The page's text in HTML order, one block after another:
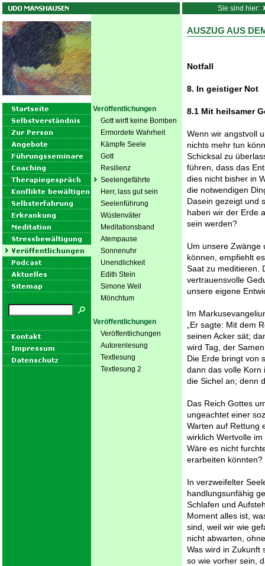
Sie sind hier:
Veröffentlichungen
Gott wirft keine Bomben
Ermordete Wahrheit
Kämpfe Seele
Gott
Resilienz
Seelengefährte
Herr, lass gut sein
Seelenführung
Wüstenväter
Meditationsband
Atempause
Sonnenuhr
Unendlichkeit
Edith Stein
Simone Weil
Mönchtum
Veröffentlichungen
Veröffentlichungen
Autorenlesung
Textlesung
Textlesung 2
AUSZUG AUS
Notfall
8. In geistiger Not
8.1 Mit heilsamer
Wenn wir angstvoll
nichts mehr tun
Schicksal zu
führen, dass das
dies nicht bisher in
die notwendigen
Dasein gezeigt und
haben wir der Erde
sein werden?
Um unsere Zwänge
können, empfiehlt
Saat zu meditieren.
vertrauensvolle
unsere eigene
Im
„Er sagte: Mit dem
seinen Acker sät;
wird Tag, der
Die Erde bringt von
dann das volle Korn
die Sichel an; denn
Das Reich Gottes
ungeachtet einer
Warten auf Rettung
wirklich Wertvolle
Wäre es nicht
erarbeiten könnten?
In verzweifelter
handlungsunfähig
Schlafen und
Moment alles ist,
sind, weil wir wie
nicht abwarten,
Was wird in Zukunft
so wie vorher sein,